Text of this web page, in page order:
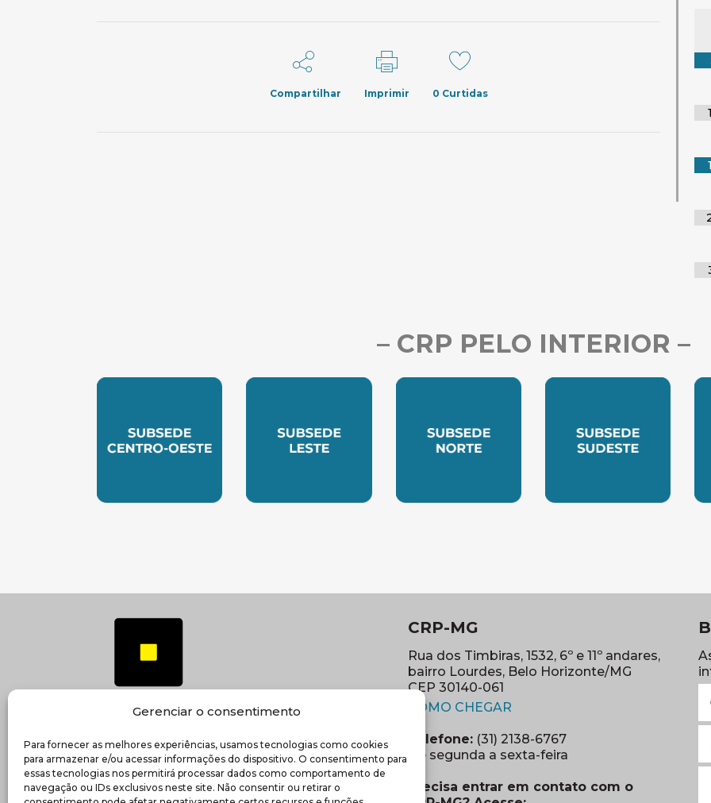
Gerenciar o consentimento
Para fornecer as melhores experiências, usamos tecnologias como cookies
para armazenar e/ou acessar informações do dispositivo. O consentimento para
essas tecnologias nos permitirá processar dados como comportamento de
navegação ou IDs exclusivos neste site. Não consentir ou retirar o
Compartilhar Imprimir 0 Curtidas
– CRP PELO INTERIOR –
Transparência e prestação de contas(abre em nova janela)
CRP-MG
Rua dos Timbiras, 1532, 6º e 11º andares,
bairro Lourdes, Belo Horizonte/MG
CEP 30140-061
COMO CHEGAR(abre em nova janela)
Telefone:(31) 2138-6767
De segunda a sexta-feira
Precisa entrar em contato com o